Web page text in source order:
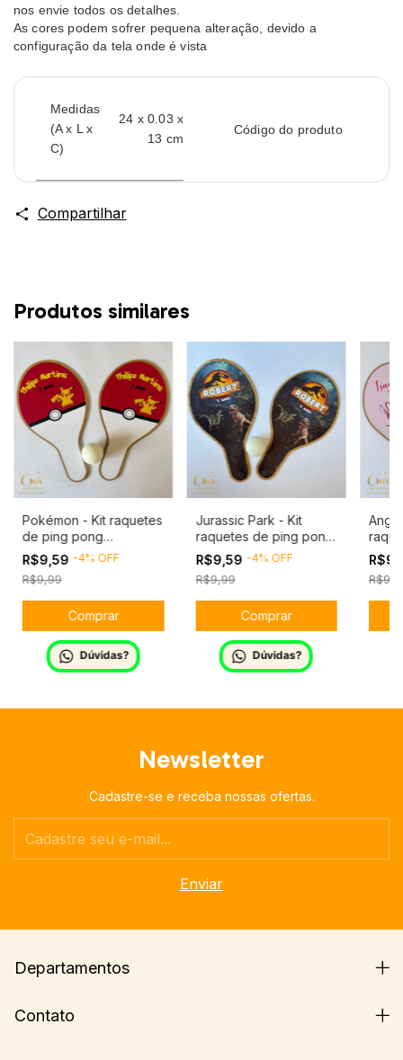
nos envie todos os detalhes.
As cores podem sofrer pequena alteração, devido a
configuração da tela onde é vista
Medidas
(A x L x
C)
24 x 0.03 x
13 cm
Código do produto
Compartilhar
Produtos similares
Pokémon - Kit raquetes
de ping pong
personalizado
R$9,59 -4% OFF
R$9,99
Dúvidas?
Jurassic Park - Kit
raquetes de ping pong
personalizado
R$9,59 -4% OFF
R$9,99
Dúvidas?
Newsletter
Cadastre-se e receba nossas ofertas.
Departamentos
Contato